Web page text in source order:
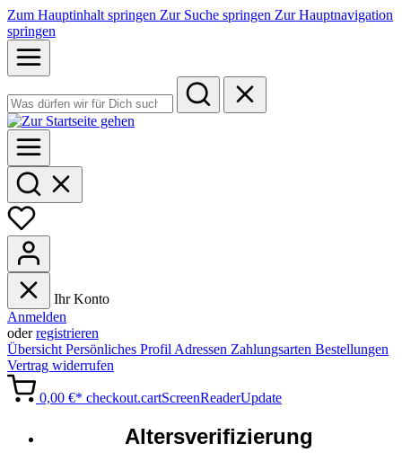
Zum Hauptinhalt springen Zur Suche springen Zur Hauptnavigation
springen
Ihr Konto
Anmelden
oderregistrieren
Übersicht Persönliches Profil Adressen Zahlungsarten Bestellungen
Vertrag widerrufen
0,00 €* checkout.cartScreenReaderUpdate
Altersverifizierung